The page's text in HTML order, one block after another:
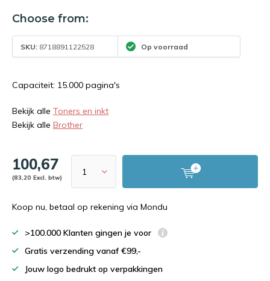
Choose from:
SKU: 8718891122528 Op voorraad
Capaciteit: 15.000 pagina's
Bekijk alle Toners en inkt
Bekijk alle Brother
100,67
(83,20 Excl. btw)
Koop nu, betaal op rekening via Mondu
>100.000 Klanten gingen je voor
Gratis verzending vanaf €99,-
Jouw logo bedrukt op verpakkingen